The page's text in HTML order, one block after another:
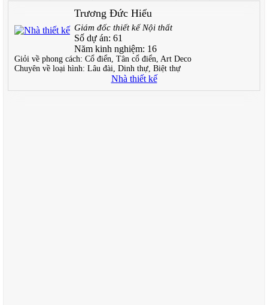
Trương Đức Hiếu
Giám đốc thiết kế Nội thất
Số dự án: 61
Năm kinh nghiệm: 16
Giỏi về phong cách: Cổ điển, Tân cổ điển, Art Deco
Chuyên về loại hình: Lâu đài, Dinh thự, Biệt thự
Nhà thiết kế